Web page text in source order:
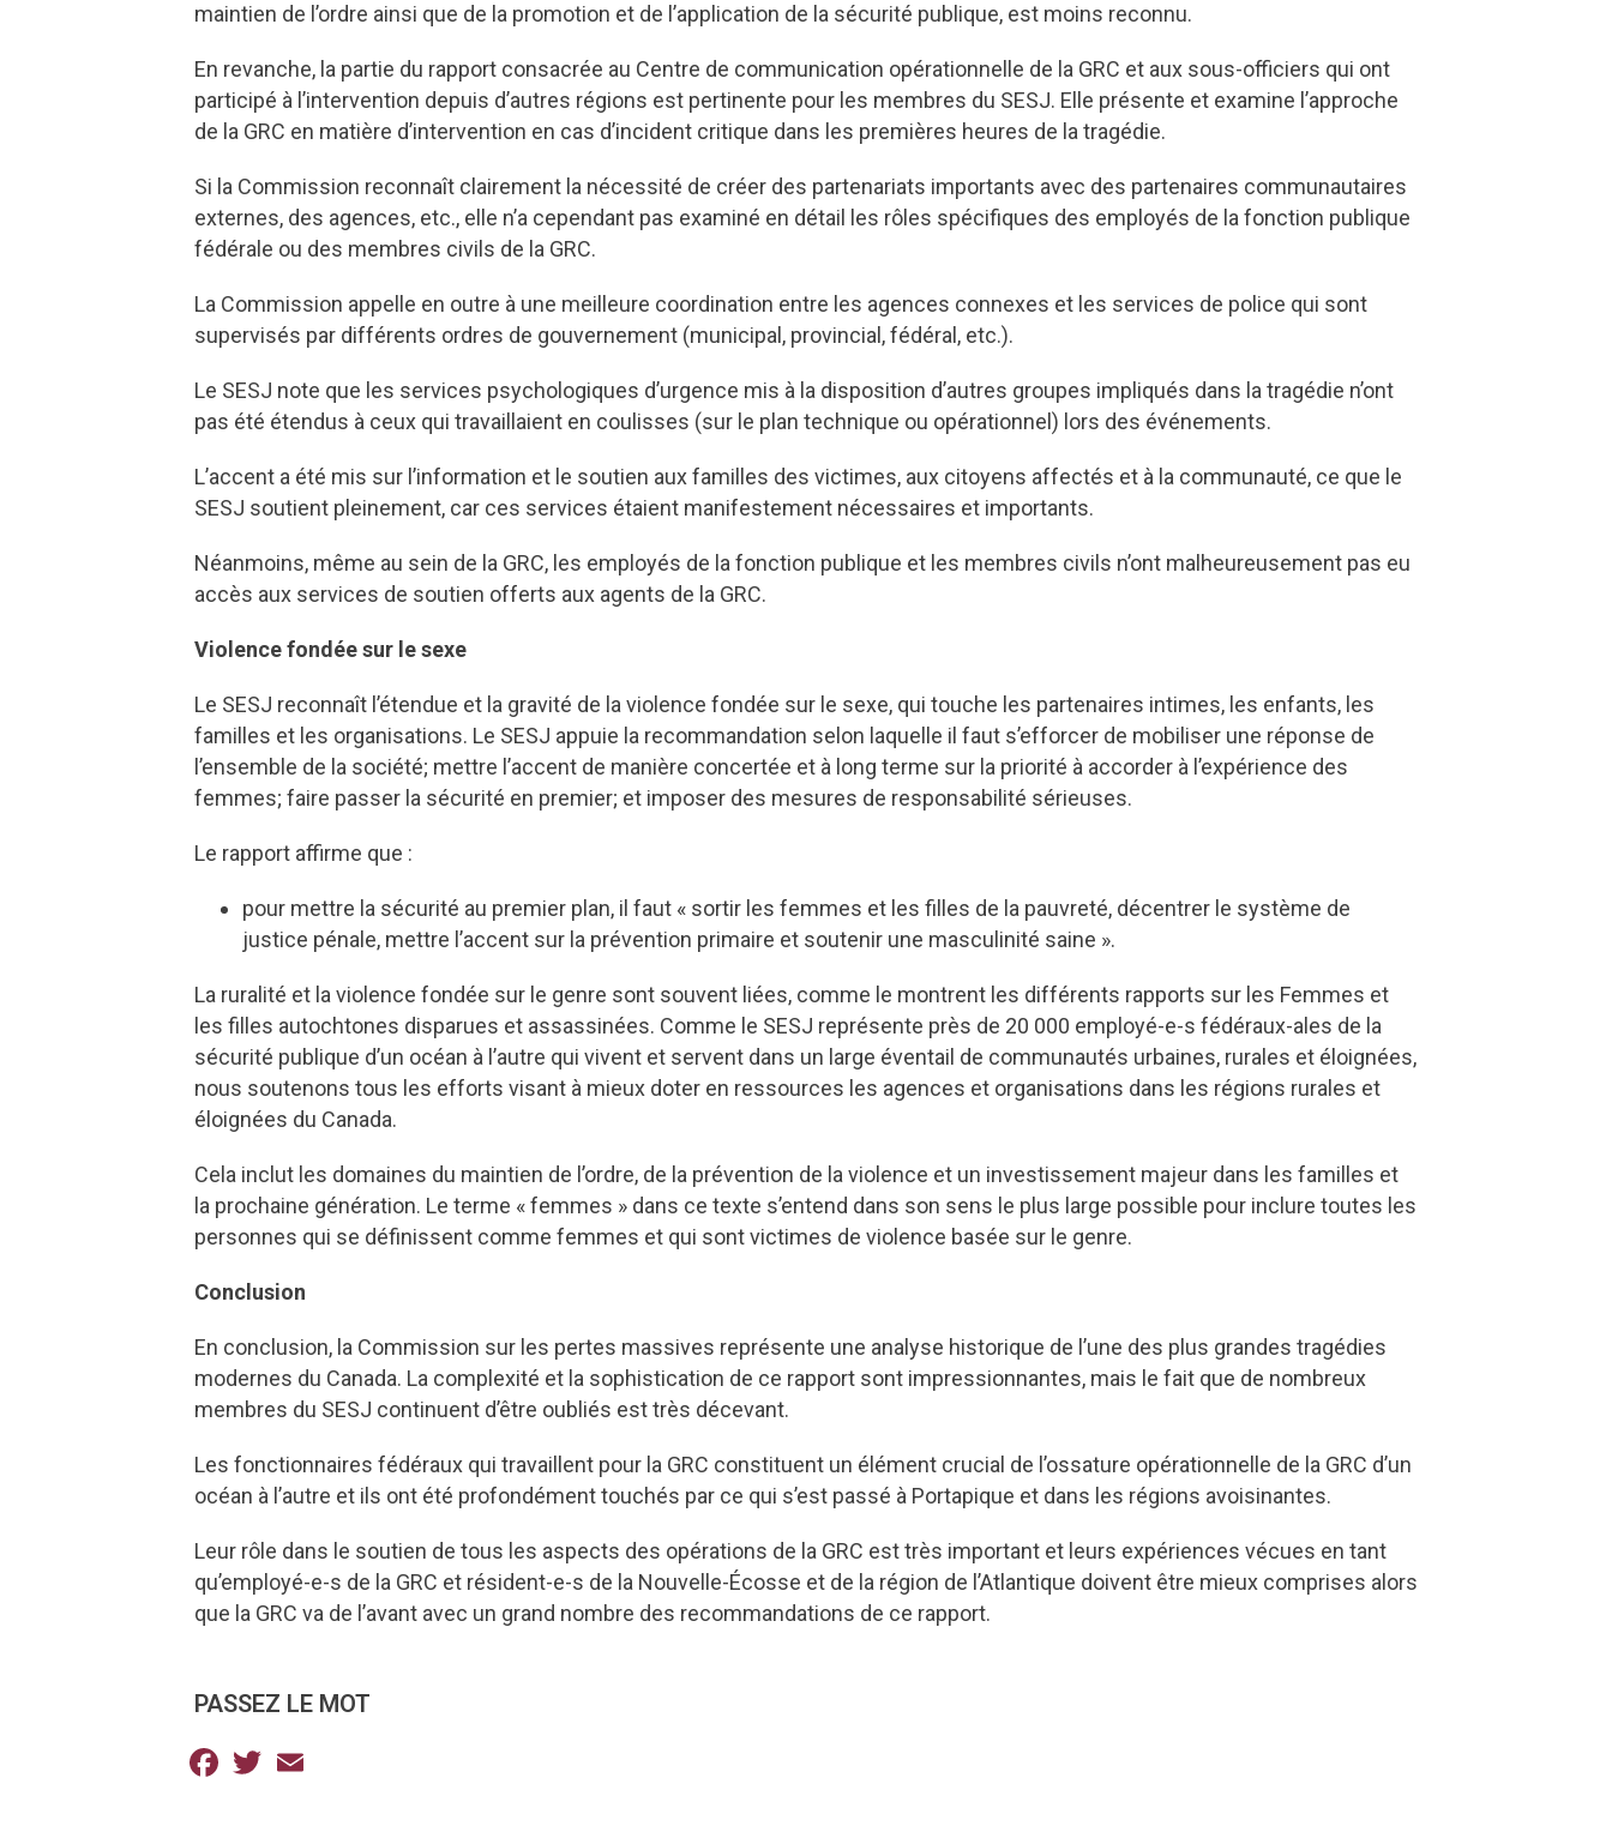
maintien de l’ordre ainsi que de la promotion et de l’application de la sécurité publique, est moins reconnu.
En revanche, la partie du rapport consacrée au Centre de communication opérationnelle de la GRC et aux sous-officiers qui ont
participé à l’intervention depuis d’autres régions est pertinente pour les membres du SESJ. Elle présente et examine l’approche
de la GRC en matière d’intervention en cas d’incident critique dans les premières heures de la tragédie.
Si la Commission reconnaît clairement la nécessité de créer des partenariats importants avec des partenaires communautaires
externes, des agences, etc., elle n’a cependant pas examiné en détail les rôles spécifiques des employés de la fonction publique
fédérale ou des membres civils de la GRC.
La Commission appelle en outre à une meilleure coordination entre les agences connexes et les services de police qui sont
supervisés par différents ordres de gouvernement (municipal, provincial, fédéral, etc.).
Le SESJ note que les services psychologiques d’urgence mis à la disposition d’autres groupes impliqués dans la tragédie n’ont
pas été étendus à ceux qui travaillaient en coulisses (sur le plan technique ou opérationnel) lors des événements.
L’accent a été mis sur l’information et le soutien aux familles des victimes, aux citoyens affectés et à la communauté, ce que le
SESJ soutient pleinement, car ces services étaient manifestement nécessaires et importants.
Néanmoins, même au sein de la GRC, les employés de la fonction publique et les membres civils n’ont malheureusement pas eu
accès aux services de soutien offerts aux agents de la GRC.
Violence fondée sur le sexe
Le SESJ reconnaît l’étendue et la gravité de la violence fondée sur le sexe, qui touche les partenaires intimes, les enfants, les
familles et les organisations. Le SESJ appuie la recommandation selon laquelle il faut s’efforcer de mobiliser une réponse de
l’ensemble de la société; mettre l’accent de manière concertée et à long terme sur la priorité à accorder à l’expérience des
femmes; faire passer la sécurité en premier; et imposer des mesures de responsabilité sérieuses.
Le rapport affirme que :
pour mettre la sécurité au premier plan, il faut « sortir les femmes et les filles de la pauvreté, décentrer le système de
justice pénale, mettre l’accent sur la prévention primaire et soutenir une masculinité saine ».
La ruralité et la violence fondée sur le genre sont souvent liées, comme le montrent les différents rapports sur les Femmes et
les filles autochtones disparues et assassinées. Comme le SESJ représente près de 20 000 employé-e-s fédéraux-ales de la
sécurité publique d’un océan à l’autre qui vivent et servent dans un large éventail de communautés urbaines, rurales et éloignées,
nous soutenons tous les efforts visant à mieux doter en ressources les agences et organisations dans les régions rurales et
éloignées du Canada.
Cela inclut les domaines du maintien de l’ordre, de la prévention de la violence et un investissement majeur dans les familles et
la prochaine génération. Le terme « femmes » dans ce texte s’entend dans son sens le plus large possible pour inclure toutes les
personnes qui se définissent comme femmes et qui sont victimes de violence basée sur le genre.
Conclusion
En conclusion, la Commission sur les pertes massives représente une analyse historique de l’une des plus grandes tragédies
modernes du Canada. La complexité et la sophistication de ce rapport sont impressionnantes, mais le fait que de nombreux
membres du SESJ continuent d’être oubliés est très décevant.
Les fonctionnaires fédéraux qui travaillent pour la GRC constituent un élément crucial de l’ossature opérationnelle de la GRC d’un
océan à l’autre et ils ont été profondément touchés par ce qui s’est passé à Portapique et dans les régions avoisinantes.
Leur rôle dans le soutien de tous les aspects des opérations de la GRC est très important et leurs expériences vécues en tant
qu’employé-e-s de la GRC et résident-e-s de la Nouvelle-Écosse et de la région de l’Atlantique doivent être mieux comprises alors
que la GRC va de l’avant avec un grand nombre des recommandations de ce rapport.
PASSEZ LE MOT
Facebook
Twitter